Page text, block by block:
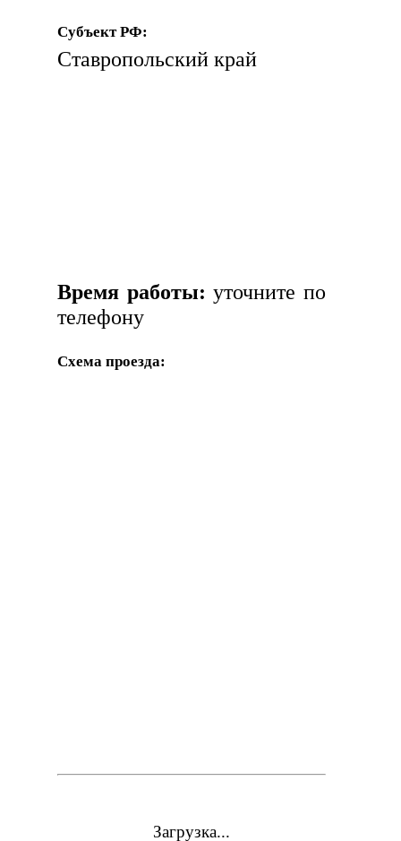
Субъект РФ:
Ставропольский край
Время работы: уточните по
телефону
Схема проезда:
Загрузка...